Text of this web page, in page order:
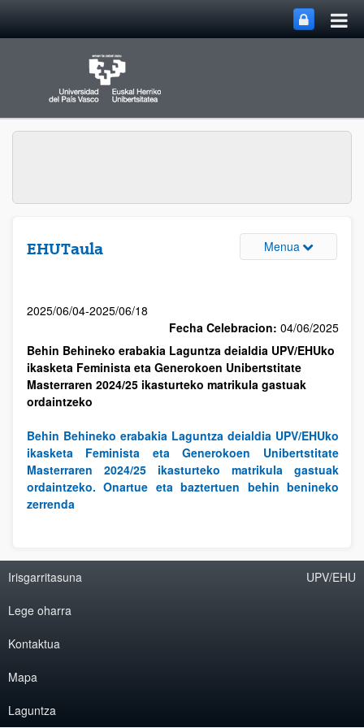
EHUTaula Menua
2025/06/04-2025/06/18
Fecha Celebracion: 04/06/2025
Behin Behineko erabakia Laguntza deialdia UPV/EHUko
ikasketa Feminista eta Generokoen Unibertstitate
Masterraren 2024/25 ikasturteko matrikula gastuak
ordaintzeko
Behin Behineko erabakia Laguntza deialdia UPV/EHUko
ikasketa Feminista eta Generokoen Unibertstitate
Masterraren 2024/25 ikasturteko matrikula gastuak
ordaintzeko. Onartue eta baztertuen behin benineko
zerrenda
Irisgarritasuna
Lege oharra
Kontaktua
Mapa
Laguntza
UPV/EHU